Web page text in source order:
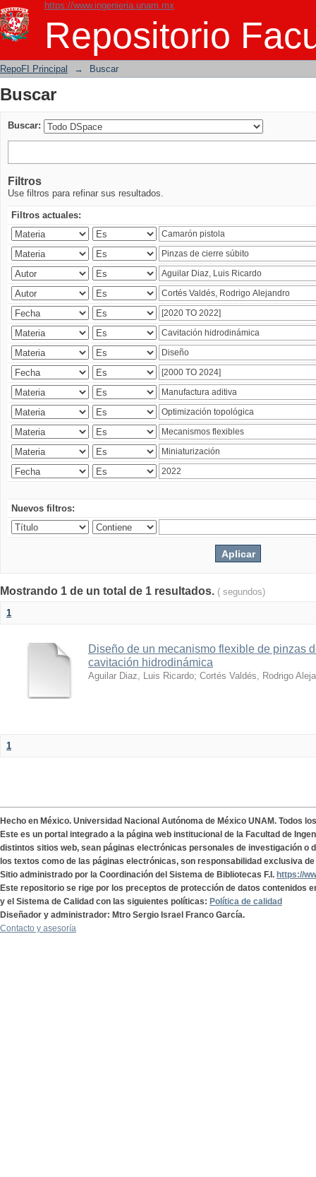
https://www.ingenieria.unam.mx
Repositorio
Buscar
RepoFI Principal → Buscar
Buscar
Buscar:
Filtros
Use filtros para refinar sus resultados.
Filtros actuales:
Nuevos filtros:
Mostrando 1 de un total de 1 resultados. ( segundos)
1
Diseño de un mecanismo flexible de pinzas
cavitación hidrodinámica
Aguilar Diaz, Luis Ricardo; Cortés Valdés, Rodrigo
1
Hecho en México. Universidad Nacional Autónoma de México UNAM. Todos
Este es un portal integrado a la página web institucional de la Facultad de
distintos sitios web, sean páginas electrónicas personales de investigación o
los textos como de las páginas electrónicas, son responsabilidad exclusiva
Sitio administrado por la Coordinación del Sistema de Bibliotecas F.I. https://
Este repositorio se rige por los preceptos de protección de datos contenidos
y el Sistema de Calidad con las siguientes políticas: Política de calidad
Diseñador y administrador: Mtro Sergio Israel Franco García.
Contacto y asesoría